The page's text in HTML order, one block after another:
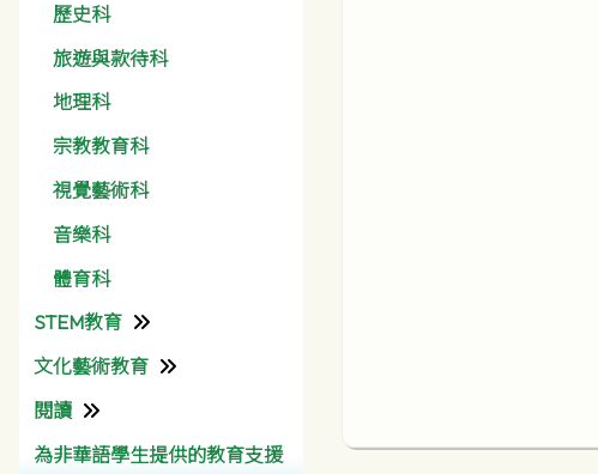
歷史科
旅遊與款待科
地理科
宗教教育科
視覺藝術科
音樂科
體育科
STEM教育
資訊科技組
文化藝術教育
彩天文化藝術月
閱讀
圖書館
為非華語學生提供的教育支援